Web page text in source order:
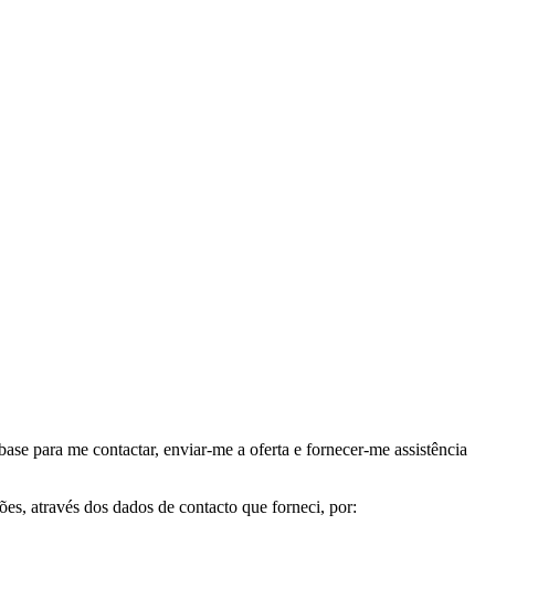
para me contactar, enviar-me a oferta e fornecer-me assistência
através dos dados de contacto que forneci, por: